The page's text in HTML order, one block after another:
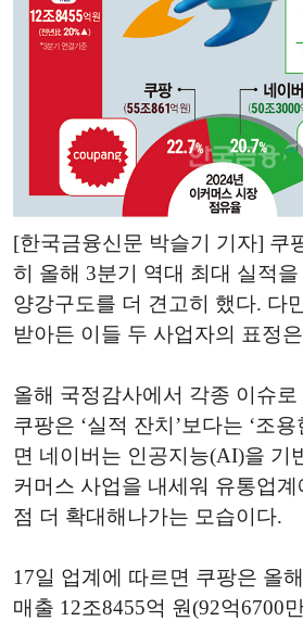
[한국금융신문 박슬기 기자] 쿠
히 올해 3분기 역대 최대 실적
양강구도를 더 견고히 했다. 다
받아든 이들 두 사업자의 표정
올해 국정감사에서 각종 이슈
쿠팡은 ‘실적 잔치’보다는 ‘조
면 네이버는 인공지능(AI)을 기
커머스 사업을 내세워 유통업
점 더 확대해나가는 모습이다.
17일 업계에 따르면 쿠팡은 올
매출 12조8455억 원(92억6700